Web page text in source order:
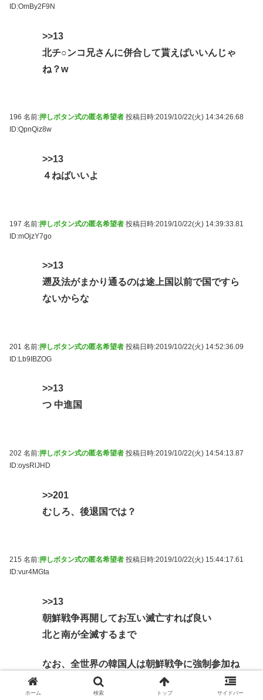
ID:OmBy2F9N
>>13
北チ○ンコ兄さんに併合して貰えばいいんじゃ
ね？w
196 名前:押しボタン式の匿名希望者 投稿日時:2019/10/22(火) 14:34:26.68
ID:QpnQiz8w
>>13
４ねばいいよ
197 名前:押しボタン式の匿名希望者 投稿日時:2019/10/22(火) 14:39:33.81
ID:mOjzY7go
>>13
遡及法がまかり通るのは途上国以前で国ですら
ないからな
201 名前:押しボタン式の匿名希望者 投稿日時:2019/10/22(火) 14:52:36.09
ID:Lb9IBZOG
>>13
つ 中進国
202 名前:押しボタン式の匿名希望者 投稿日時:2019/10/22(火) 14:54:13.87
ID:oysRlJHD
>>201
むしろ、後退国では？
215 名前:押しボタン式の匿名希望者 投稿日時:2019/10/22(火) 15:44:17.61
ID:vur4MGta
>>13
朝鮮戦争再開してお互い滅亡すれば良い
北と南が全滅するまで
なお、全世界の韓国人は朝鮮戦争に強制参加ね
在コほ逃げたら便衣兵として死刑
ホーム 検索 トップ サイドバー